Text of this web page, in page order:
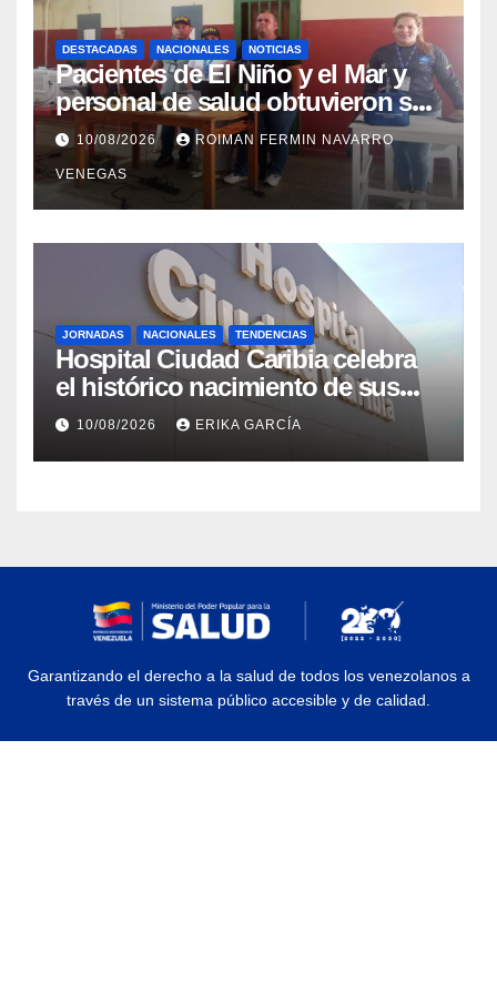
DESTACADAS NACIONALES NOTICIAS
Pacientes de El Niño y el Mar y
personal de salud obtuvieron sus
cédulas en La Guaira
10/08/2026 ROIMAN FERMIN NAVARRO
VENEGAS
JORNADAS NACIONALES TENDENCIAS
Hospital Ciudad Caribia celebra
el histórico nacimiento de sus
primeros gemelos
10/08/2026 ERIKA GARCÍA
Garantizando el derecho a la salud de todos los venezolanos a
través de un sistema público accesible y de calidad.